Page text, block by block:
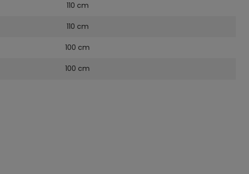
110 cm
110 cm
100 cm
100 cm